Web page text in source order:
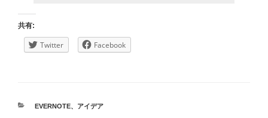
共有:
Twitter Facebook
カ
EVERNOTE、 アイデア